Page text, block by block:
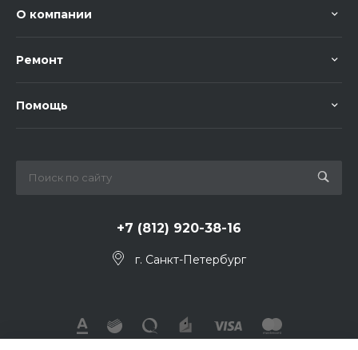
О компании
Ремонт
Помощь
+7 (812) 920-38-16
г. Санкт-Петербург